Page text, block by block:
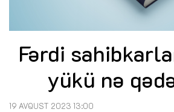
Fərdi
yükü nə
19 AVQUST 2023 13:00